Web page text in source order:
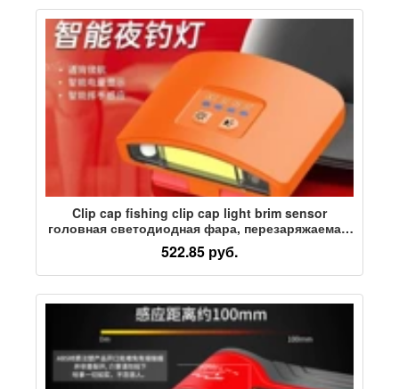
Clip cap fishing clip cap light brim sensor
головная светодиодная фара, перезаряжаемая,
с сильным светом, ночная рыбалка,
водонепроницаемая и супер яркая
522.85 руб.